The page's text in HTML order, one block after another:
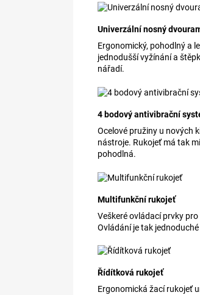
Univerzální nosný
Ergonomický, pohodlný a
jednodušší vyžínání a
nářadí.
4 bodový antivibrační
Ocelové pružiny u nových
nástroje. Rukojeť má tak
pohodlná.
Multifunkční rukojeť
Veškeré ovládací prvky
Ovládání je tak
Řídítková rukojeť
Ergonomická žací rukojeť